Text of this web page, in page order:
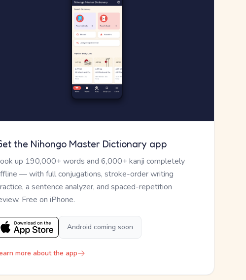
the Nihongo Master Dictionary app
up 190,000+ words and 6,000+ kanji completely
— with full conjugations, stroke-order writing
a sentence analyzer, and spaced-repetition
Free on iPhone.
Android coming soon
more about the app